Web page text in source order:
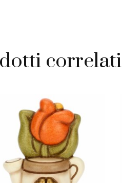
correlati